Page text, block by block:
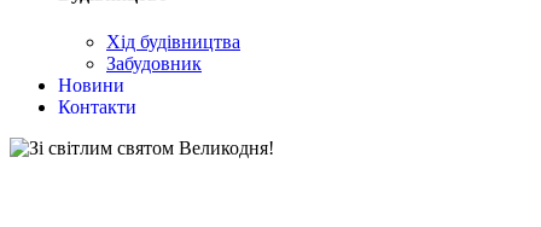
Хід будівництва
Забудовник
Новини
Контакти